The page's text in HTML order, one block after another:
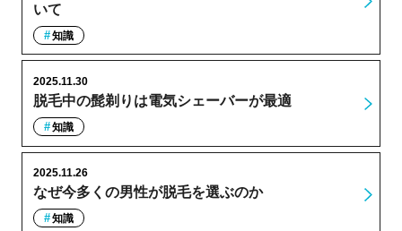
いて
知識
脱毛中の髭剃りは電気シェーバーが最適
2025.11.30
知識
なぜ今多くの男性が脱毛を選ぶのか
2025.11.26
知識